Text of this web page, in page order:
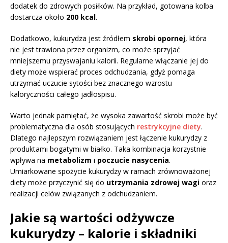
dodatek do zdrowych posiłków. Na przykład, gotowana kolba
dostarcza około 200 kcal.
Dodatkowo, kukurydza jest źródłem skrobi opornej, która
nie jest trawiona przez organizm, co może sprzyjać
mniejszemu przyswajaniu kalorii. Regularne włączanie jej do
diety może wspierać proces odchudzania, gdyż pomaga
utrzymać uczucie sytości bez znacznego wzrostu
kaloryczności całego jadłospisu.
Warto jednak pamiętać, że wysoka zawartość skrobi może być
problematyczna dla osób stosujących restrykcyjne diety.
Dlatego najlepszym rozwiązaniem jest łączenie kukurydzy z
produktami bogatymi w białko. Taka kombinacja korzystnie
wpływa na metabolizm i poczucie nasycenia.
Umiarkowane spożycie kukurydzy w ramach zrównoważonej
diety może przyczynić się do utrzymania zdrowej wagi oraz
realizacji celów związanych z odchudzaniem.
Jakie są wartości odżywcze
kukurydzy – kalorie i składniki